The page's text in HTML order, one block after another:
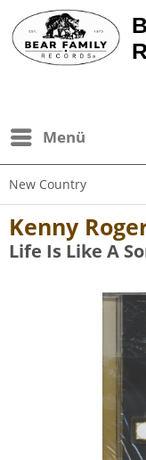
Menü
New Country
Kenny
Life Is Like A